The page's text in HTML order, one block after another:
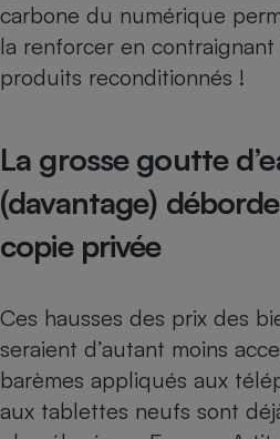
carbone du numérique
la renforcer en
produits reconditionnés !
La grosse goutte
(davantage)
copie privée
Ces hausses des prix des
seraient d’autant moins
barèmes appliqués aux
aux tablettes neufs sont